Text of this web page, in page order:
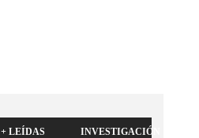
+ LEÍDAS INVESTIGACIÓN